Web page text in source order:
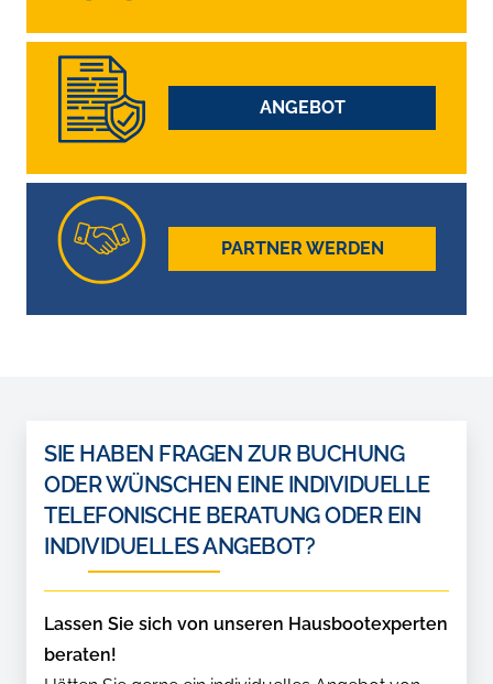
ANGEBOT
PARTNER WERDEN
SIE HABEN FRAGEN ZUR BUCHUNG
ODER WÜNSCHEN EINE INDIVIDUELLE
TELEFONISCHE BERATUNG ODER EIN
INDIVIDUELLES ANGEBOT?
Lassen Sie sich von unseren Hausbootexperten
beraten!